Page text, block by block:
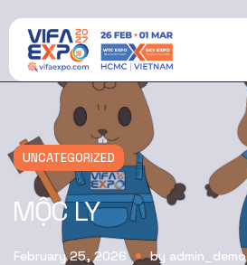
UNCATEGORIZED
MỘC LY
February 25, 2026 by admin_demo